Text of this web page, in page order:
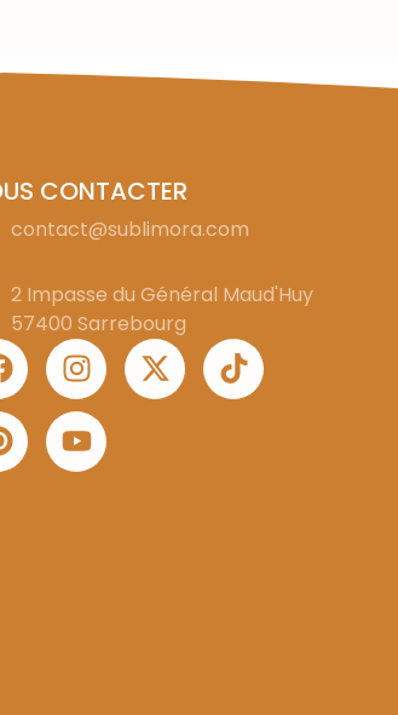
CONTACTER
contact@sublimora.com
2 Impasse du Général Maud'Huy
57400 Sarrebourg